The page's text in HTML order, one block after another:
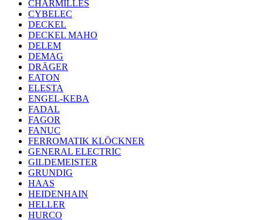
CHARMILLES
CYBELEC
DECKEL
DECKEL MAHO
DELEM
DEMAG
DRÄGER
EATON
ELESTA
ENGEL-KEBA
FADAL
FAGOR
FANUC
FERROMATIK KLÖCKNER
GENERAL ELECTRIC
GILDEMEISTER
GRUNDIG
HAAS
HEIDENHAIN
HELLER
HURCO